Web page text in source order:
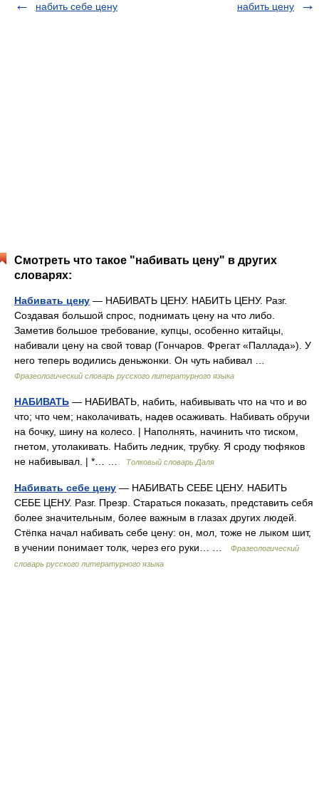
набить себе цену
набить цену
Смотреть что такое "набивать цену" в других
словарях:
Набивать цену — НАБИВАТЬ ЦЕНУ. НАБИТЬ ЦЕНУ. Разг.
Создавая большой спрос, поднимать цену на что либо.
Заметив большое требование, купцы, особенно китайцы,
набивали цену на свой товар (Гончаров. Фрегат «Паллада»). У
него теперь водились деньжонки. Он чуть набивал …
Фразеологический словарь русского литературного языка
НАБИВАТЬ — НАБИВАТЬ, набить, набивывать что на что и во
что; что чем; наколачивать, надев осаживать. Набивать обручи
на бочку, шину на колесо. | Наполнять, начинить что тиском,
гнетом, утолакивать. Набить ледник, трубку. Я сроду тюфяков
не набивывал. | *… …
Толковый словарь Даля
Набивать себе цену — НАБИВАТЬ СЕБЕ ЦЕНУ. НАБИТЬ
СЕБЕ ЦЕНУ. Разг. Презр. Стараться показать, представить себя
более значительным, более важным в глазах других людей.
Стёпка начал набивать себе цену: он, мол, тоже не лыком шит,
в учении понимает толк, через его руки… …
Фразеологический
словарь русского литературного языка